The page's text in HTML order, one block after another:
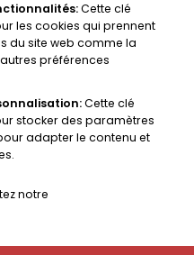
:Cette clé
les cookies qui prennent
du site web comme la
préférences
:Cette clé
stocker des paramètres
adapter le contenu et
notre